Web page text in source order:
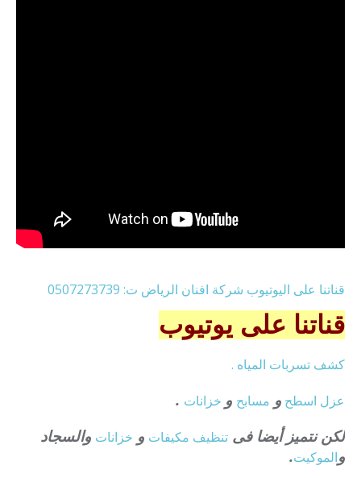
قناتنا على اليوتيوب شركة افنان الرياض ت: 0507273739
قناتنا على يوتيوب
كشف تسربات المياه .
عزل اسطح و مسابح و خزانات .
لكن نتميز أيضا فى تنظيف مكيفات و خزانات والسجاد
والموكيت.